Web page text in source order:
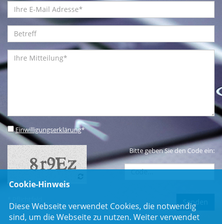
Einwilligungserklärung*
Bitte geben Sie den Code ein:
Cookie-Hinweis
Diese Webseite verwendet Cookies, die notwendig
sind, um die Webseite zu nutzen. Weiter verwendet